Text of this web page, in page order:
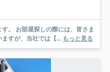
皆さま
すが、当社では【... もっと見る